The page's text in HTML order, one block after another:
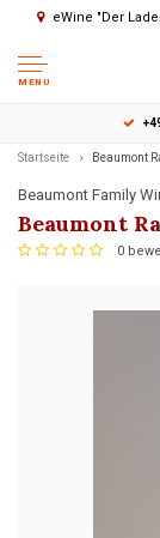
eWine "Der
MENU
Startseite Beaumont
Beaumont Family
Beaumont
0